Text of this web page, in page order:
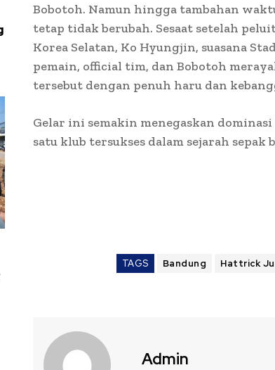
Bobotoh. Namun hingga tambahan
tetap tidak berubah. Sesaat setelah
Korea Selatan, Ko Hyungjin, suasana
pemain, official tim, dan Bobotoh
tersebut dengan penuh haru dan
Gelar ini semakin menegaskan dominasi
satu klub tersukses dalam sejarah sepak
TAGS Bandung Hattrick
Admin